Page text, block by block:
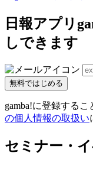
日報アプリ
しできます
無料ではじめる
gamba!に登録するこ
の個人情報の取扱い
セミナー・